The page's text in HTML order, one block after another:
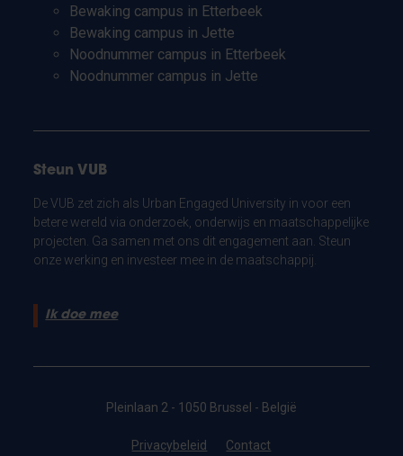
Bewaking campus in Etterbeek
Bewaking campus in Jette
Noodnummer campus in Etterbeek
Noodnummer campus in Jette
Steun VUB
De VUB zet zich als Urban Engaged University in voor een
betere wereld via onderzoek, onderwijs en maatschappelijke
projecten. Ga samen met ons dit engagement aan. Steun
onze werking en investeer mee in de maatschappij.
Ik doe mee
Pleinlaan 2 - 1050 Brussel - België
Privacybeleid Contact